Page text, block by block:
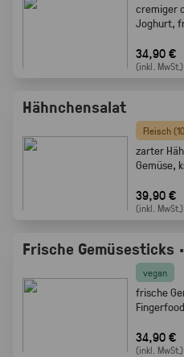
cremiger
Joghurt,
34,90 €
(inkl. MwSt.)
Hähnchensalat
Fleisch
zarter
Gemüse,
39,90 €
(inkl. MwSt.)
Frische Gemüsesticks
vegan
frische
Fingerfood
34,90 €
(inkl. MwSt.)